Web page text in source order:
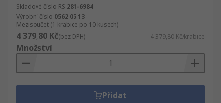
Skladové číslo RS 281-6984
Výrobní číslo 0562 05 13
Mezisoučet (1 krabice po 10 kusech)
4 379,80 Kč(bez DPH) 4 379,80 Kč/krabice
Množství
Přidat